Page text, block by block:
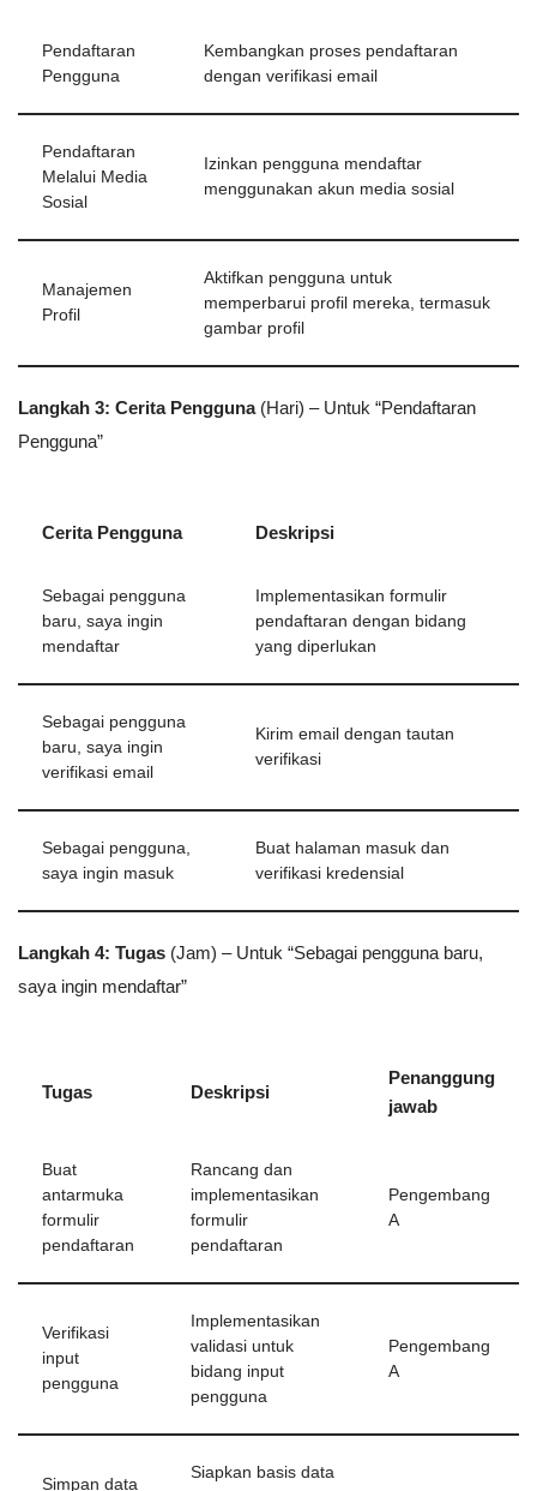
Pendaftaran
Pengguna
Kembangkan proses pendaftaran
dengan verifikasi email
Pendaftaran
Melalui Media
Sosial
Izinkan pengguna mendaftar
menggunakan akun media sosial
Manajemen
Profil
Aktifkan pengguna untuk
memperbarui profil mereka, termasuk
gambar profil
Langkah 3: Cerita Pengguna(Hari) – Untuk “Pendaftaran
Pengguna”
Cerita Pengguna Deskripsi
Sebagai pengguna
baru, saya ingin
mendaftar
Implementasikan formulir
pendaftaran dengan bidang
yang diperlukan
Sebagai pengguna
baru, saya ingin
verifikasi email
Kirim email dengan tautan
verifikasi
Sebagai pengguna,
saya ingin masuk
Buat halaman masuk dan
verifikasi kredensial
Langkah 4: Tugas (Jam) – Untuk “Sebagai pengguna baru,
saya ingin mendaftar”
Tugas Deskripsi
Penanggung
jawab
Buat
antarmuka
formulir
pendaftaran
Rancang dan
implementasikan
formulir
pendaftaran
Pengembang
A
Verifikasi
input
pengguna
Implementasikan
validasi untuk
bidang input
pengguna
Pengembang
A
Simpan data
Siapkan basis data